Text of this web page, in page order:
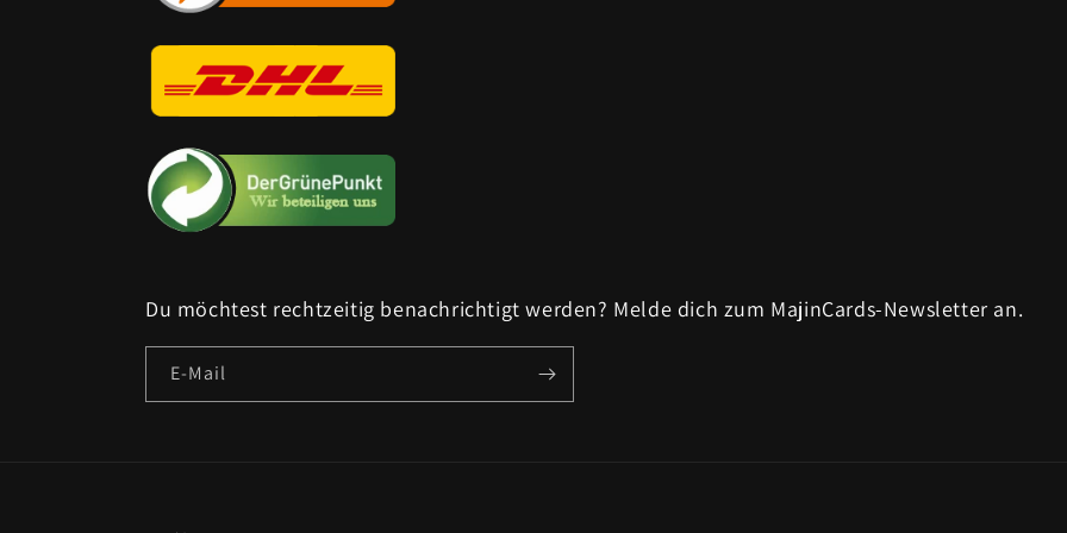
Du möchtest rechtzeitig benachrichtigt werden? Melde dich zum MajinCards-Newsletter an.
E-Mail